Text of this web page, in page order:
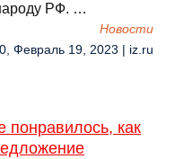
РФ. …
Новости
Февраль 19, 2023 | iz.ru
понравилось, как